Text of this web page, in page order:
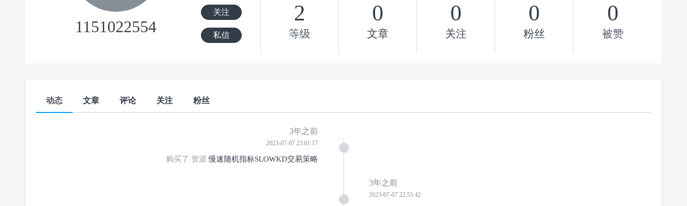
1151022554
关注
私信
2
等级
0
文章
0
关注
0
粉丝
0
被赞
动态 文章 评论 关注 粉丝
3年之前
2023-07-07 23:01:17
购买了 资源慢速随机指标SLOWKD交易策略
3年之前
2023-07-07 22:55:42